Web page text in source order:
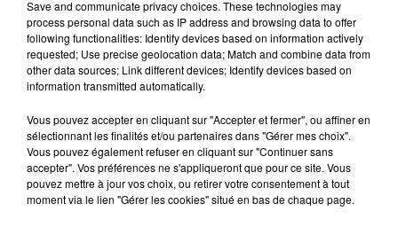
Save and communicate privacy choices. These technologies may
process personal data such as IP address and browsing data to offer
following functionalities: Identify devices based on information actively
requested; Use precise geolocation data; Match and combine data from
other data sources; Link different devices; Identify devices based on
information transmitted automatically.
Vous pouvez accepter en cliquant sur "Accepter et fermer", ou affiner en
sélectionnant les finalités et/ou partenaires dans "Gérer mes choix".
Vous pouvez également refuser en cliquant sur "Continuer sans
accepter". Vos préférences ne s'appliqueront que pour ce site. Vous
pouvez mettre à jour vos choix, ou retirer votre consentement à tout
moment via le lien "Gérer les cookies" situé en bas de chaque page.